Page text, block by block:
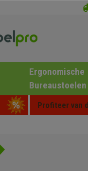
Ergonomische
Bureaustoelen
Profiteer van